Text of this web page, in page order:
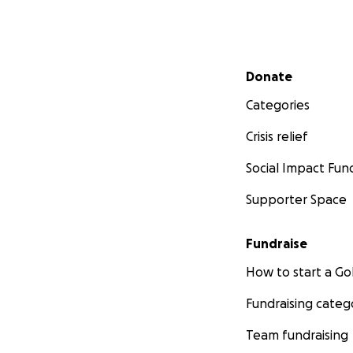
Secondary menu
Donate
Categories
Crisis relief
Social Impact
Supporter Space
Fundraise
How to start a
Fundraising
Team fundraising